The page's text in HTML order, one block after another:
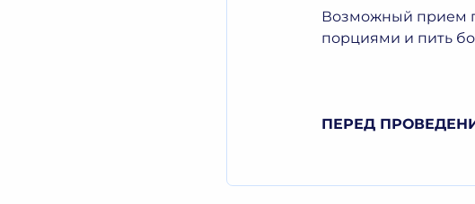
Возможный прием
порциями и пить
ПЕРЕД